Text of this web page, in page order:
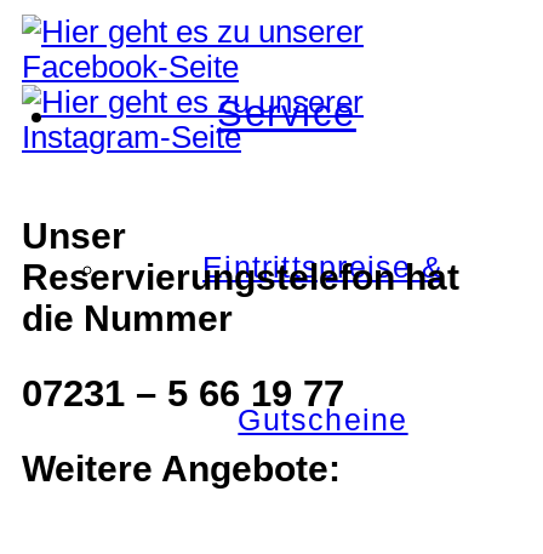
Service
Eintrittspreise &
Gutscheine
Unser
Reservierungstelefon hat
die Nummer
07231 – 5 66 19 77
Weitere Angebote: